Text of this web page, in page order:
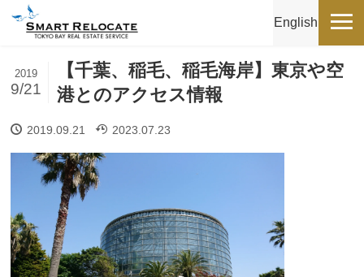
English
【千葉、稲毛、稲毛海岸】東京や空
港とのアクセス情報
2019
9/21
2019.09.21 2023.07.23